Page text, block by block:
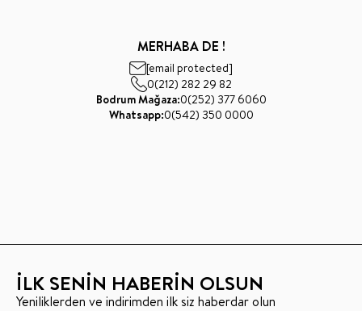
MERHABA DE !
[email protected]
0(212) 282 29 82
Bodrum Mağaza:0(252) 377 6060
Whatsapp:0(542) 350 0000
İLK SENİN HABERİN OLSUN
Yeniliklerden ve indirimden ilk siz haberdar olun